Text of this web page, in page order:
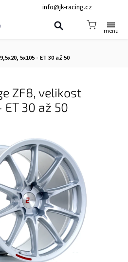
info@jk-racing.cz
5x105 - ET 30 až 50
ZF8, velikost
ET 30 až 50